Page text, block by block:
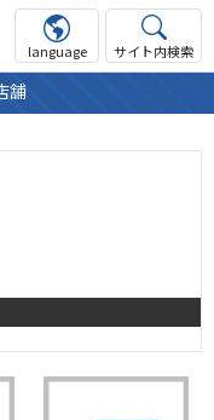
language サイト内検索
舗